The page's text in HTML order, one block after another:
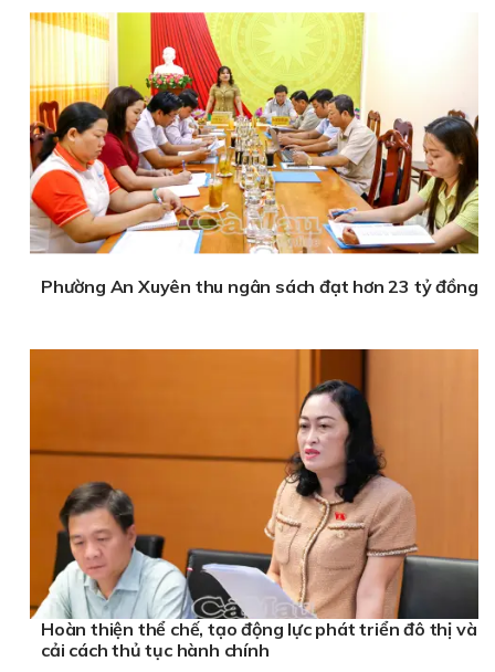
Phường An Xuyên thu ngân sách đạt hơn 23 tỷ đồng
Hoàn thiện thể chế, tạo động lực phát triển đô thị và
cải cách thủ tục hành chính